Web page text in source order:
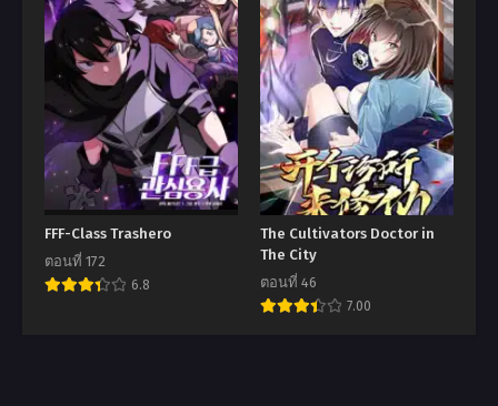
FFF-Class Trashero
ตอนที่ 172
6.8
The Cultivators Doctor in
The City
ตอนที่ 46
7.00